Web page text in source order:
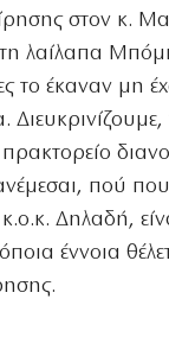
στον κ.
λαίλαπα
το έκαναν μη
πού
κ.ο.κ. Δηλαδή,
έννοια